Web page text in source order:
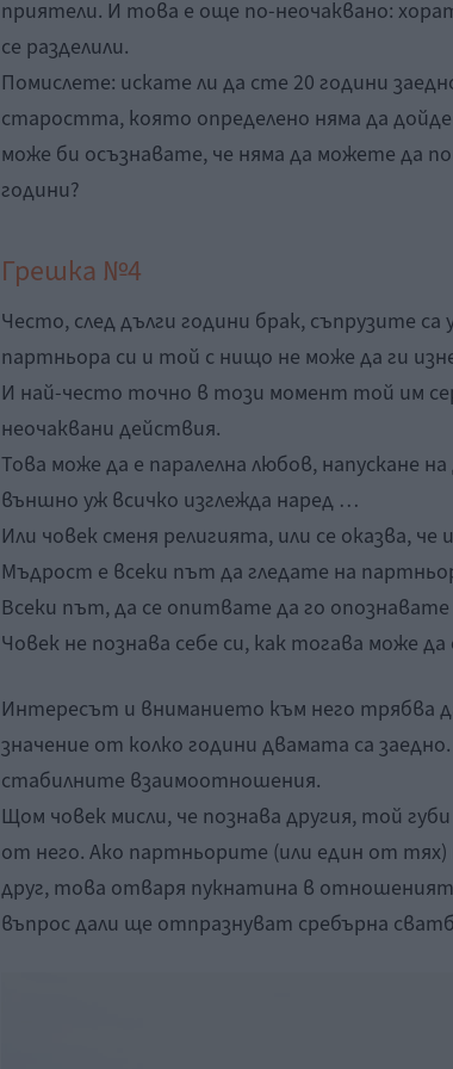
приятели. И това е още по-неочаквано:
се разделили.
Помислете: искате ли да сте 20 години
старостта, която определено няма да дойде
може би осъзнавате, че няма да можете да
години?
Грешка №4
Често, след дълги години брак, съпрузите са
партньора си и той с нищо не може да ги
И най-често точно в този момент той им
неочаквани действия.
Това може да е паралелна любов, напускане
външно уж всичко изглежда наред …
Или човек сменя религията, или се оказва,
Мъдрост е всеки път да гледате на
Всеки път, да се опитвате да го
Човек не познава себе си, как тогава може да
Интересът и вниманието към него трябва
значение от колко години двамата са
стабилните взаимоотношения.
Щом човек мисли, че познава другия, той
от него. Ако партньорите (или един от
друг, това отваря пукнатина в
въпрос дали ще отпразнуват сребърна